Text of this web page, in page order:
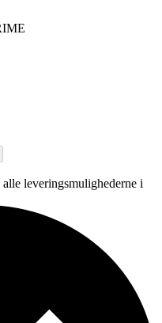
leveringsmulighederne i